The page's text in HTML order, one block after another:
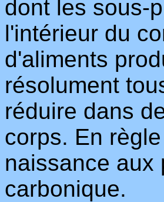
dont les sous-
l'intérieur du
d'aliments
résolument
réduire dans
corps. En
naissance aux
carbonique.